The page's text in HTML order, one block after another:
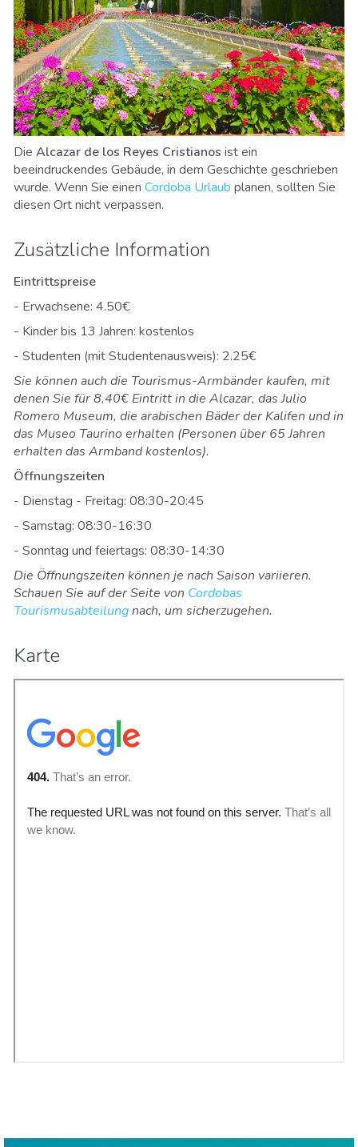
Die Alcazar de los Reyes Cristianos ist ein
beeindruckendes Gebäude, in dem Geschichte geschrieben
wurde. Wenn Sie einen Cordoba Urlaub planen, sollten Sie
diesen Ort nicht verpassen.
Zusätzliche Information
Eintrittspreise
- Erwachsene: 4.50€
- Kinder bis 13 Jahren: kostenlos
- Studenten (mit Studentenausweis): 2.25€
Sie können auch die Tourismus-Armbänder kaufen, mit
denen Sie für 8,40€ Eintritt in die Alcazar, das Julio
Romero Museum, die arabischen Bäder der Kalifen und in
das Museo Taurino erhalten (Personen über 65 Jahren
erhalten das Armband kostenlos).
Öffnungszeiten
- Dienstag - Freitag: 08:30-20:45
- Samstag: 08:30-16:30
- Sonntag und feiertags: 08:30-14:30
Die Öffnungszeiten können je nach Saison variieren.
Schauen Sie auf der Seite von Cordobas
Tourismusabteilungnach, um sicherzugehen.
Karte